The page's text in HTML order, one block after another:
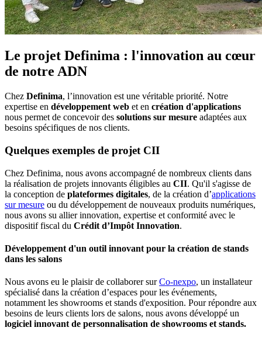
Le projet Definima : l'innovation au cœur
de notre ADN
Chez Definima, l’innovation est une véritable priorité. Notre
expertise en développement web et en création d'applications
nous permet de concevoir des solutions sur mesure adaptées aux
besoins spécifiques de nos clients.
Quelques exemples de projet CII
Chez Definima, nous avons accompagné de nombreux clients dans
la réalisation de projets innovants éligibles au CII. Qu'il s'agisse de
la conception de plateformes digitales, de la création d’applications
sur mesure ou du développement de nouveaux produits numériques,
nous avons su allier innovation, expertise et conformité avec le
dispositif fiscal du Crédit d’Impôt Innovation.
Développement d'un outil innovant pour la création de stands
dans les salons
Nous avons eu le plaisir de collaborer surCo-nexpo, un installateur
spécialisé dans la création d’espaces pour les événements,
notamment les showrooms et stands d'exposition. Pour répondre aux
besoins de leurs clients lors de salons, nous avons développé un
logiciel innovant de personnalisation de showrooms et stands.